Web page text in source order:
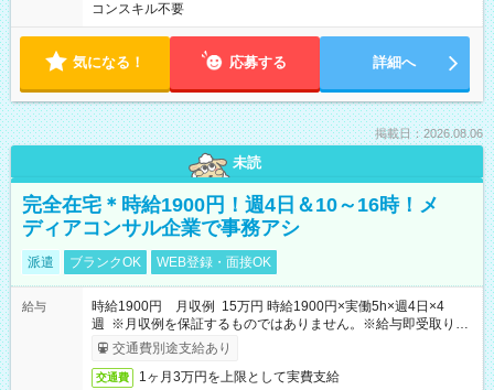
コンスキル不要
気になる！ 応募する 詳細へ
掲載日：2026.08.06
未読
完全在宅＊時給1900円！週4日＆10～16時！メ
ディアコンサル企業で事務アシ
派遣 ブランクOK WEB登録・面接OK
給与
時給1900円 月収例 15万円 時給1900円×実働5h×週4日×4
週 ※月収例を保証するものではありません。※給与即受取りサ
ービス利用可（利用条件有）
交通費別途支給あり
交通費 1ヶ月3万円を上限として実費支給